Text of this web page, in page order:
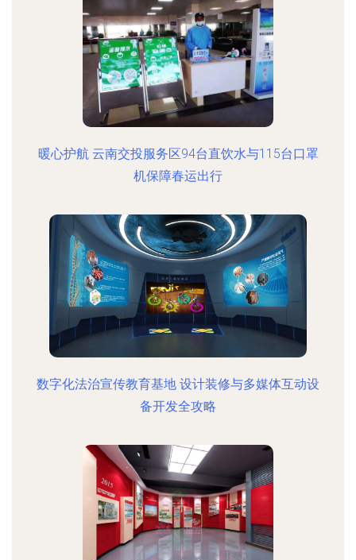
暖心护航 云南交投服务区94台直饮水与115台口罩
机保障春运出行
数字化法治宣传教育基地 设计装修与多媒体互动设
备开发全攻略